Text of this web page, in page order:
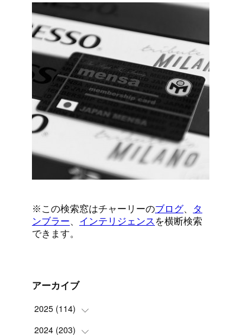
アーカイブ
2025 (114)
(1)
2024 (203)